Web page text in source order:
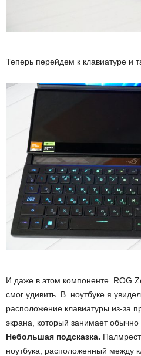
Теперь перейдем к клавиатуре и
И даже в этом компоненте ROG
смог удивить. В ноутбуке я
расположение клавиатуры из-за
экрана, который занимает обычно
Небольшая подсказка. Палмрест
ноутбука, расположенный между